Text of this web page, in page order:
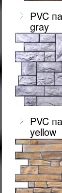
PVC
gray
PVC
yellow